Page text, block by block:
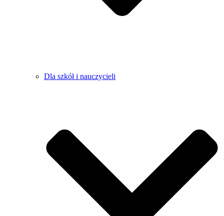
Dla szkół i nauczycieli